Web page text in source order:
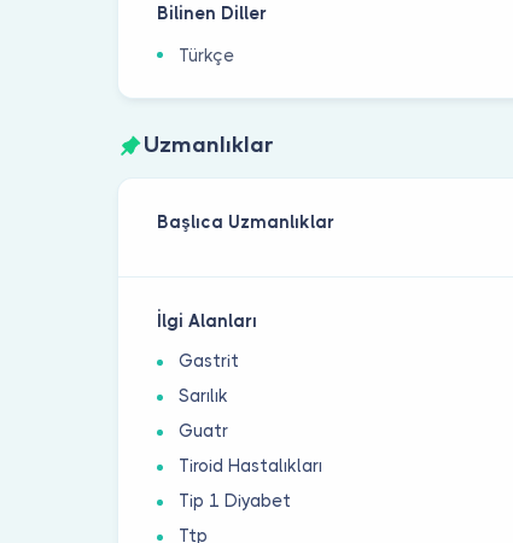
Bilinen Diller
Türkçe
Uzmanlıklar
Başlıca Uzmanlıklar
İlgi Alanları
Gastrit
Sarılık
Guatr
Tiroid Hastalıkları
Tip 1 Diyabet
Ttp